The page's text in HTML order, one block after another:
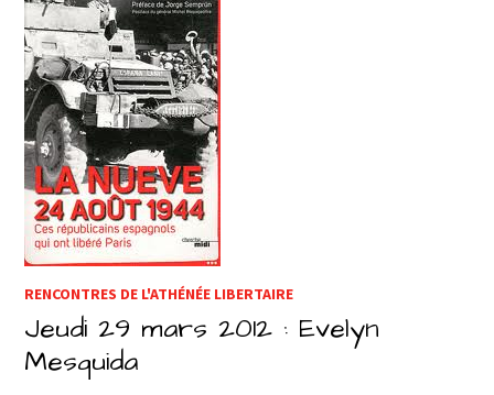
RENCONTRES DE L'ATHÉNÉE LIBERTAIRE
Jeudi 29 mars 2012 : Evelyn
Mesquida